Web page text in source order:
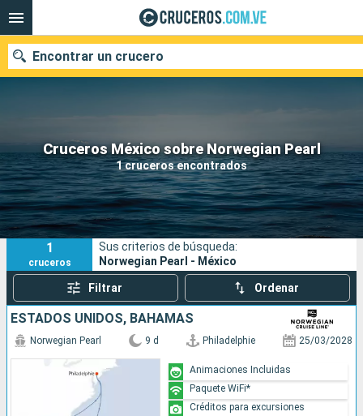
Cruceros México sobre Norwegian Pearl
1 cruceros encontrados
Encontrar un crucero
Nuestros destinos
Fecha de salida
Puertos Compañías
Buscar
1
cruceros
Sus criterios de búsqueda:
Norwegian Pearl - México
Filtrar Ordenar
ESTADOS UNIDOS, BAHAMAS
Norwegian Pearl 9 d Philadelphie 25/03/2028
Animaciones Incluidas
Paquete WiFi*
Créditos para excursiones